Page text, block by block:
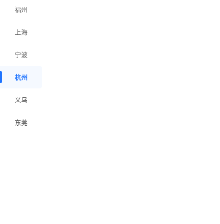
福州
上海
宁波
杭州
义乌
东莞